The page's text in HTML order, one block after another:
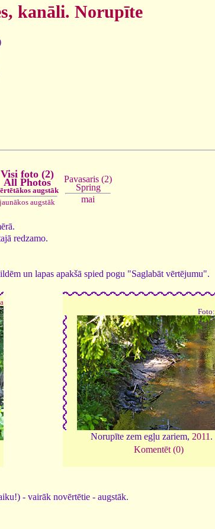
kanāli. Norupīte
Visi foto (2)
All Photos
augstāk
jaunākos augstāk
Pavasaris (2)
Spring
mai
redzamo.
un lapas apakšā spied pogu "Saglabāt vērtējumu".
Foto:
Norupīte zem egļu zariem, 2011 .
Komentēt (0)
- vairāk novērtētie - augstāk.